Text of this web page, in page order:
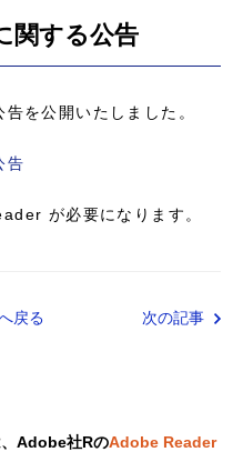
関する公告
を公開いたしました。
告
が必要になります。
戻る 次の記事
Adobe社RのAdobe Reader